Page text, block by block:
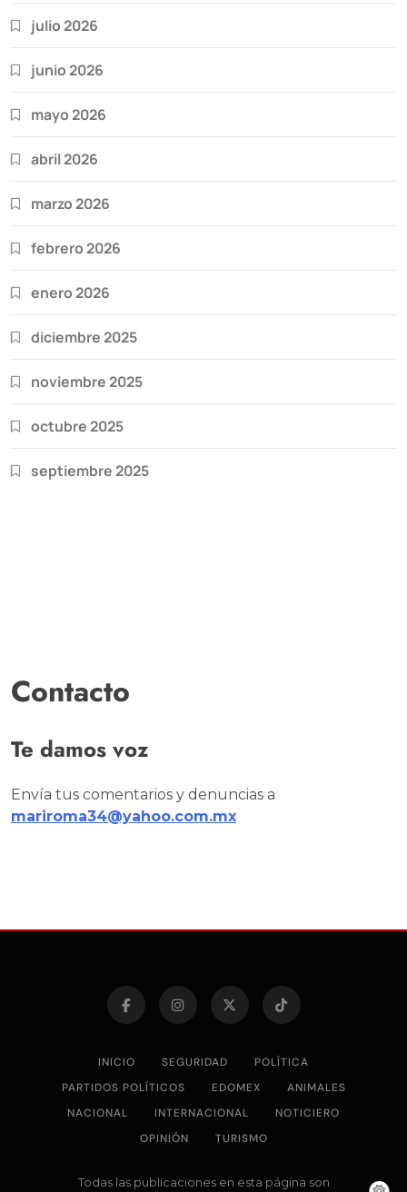
julio 2026
junio 2026
mayo 2026
abril 2026
marzo 2026
febrero 2026
enero 2026
diciembre 2025
noviembre 2025
octubre 2025
septiembre 2025
Contacto
Te damos voz
Envía tus comentarios y denuncias a
mariroma34@yahoo.com.mx
INICIO SEGURIDAD
POLÍTICA
PARTIDOS POLÍTICOS
EDOMEX
ANIMALES
NACIONAL
INTERNACIONAL
NOTICIERO
OPINIÓN
TURISMO
Todas las publicaciones en esta página son